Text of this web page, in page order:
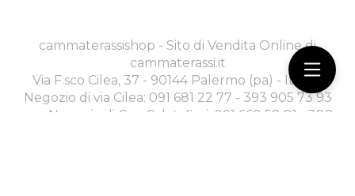
cammaterassishop - Sito di Vendita Online di
cammaterassi.it
Via F.sco Cilea, 37 - 90144 Palermo (pa) - Italia -
Negozio di via Cilea: 091 681 22 77 - 393 905 73 93
----- Negozio di C.so Calatafimi: 091 668 58 81 - 388